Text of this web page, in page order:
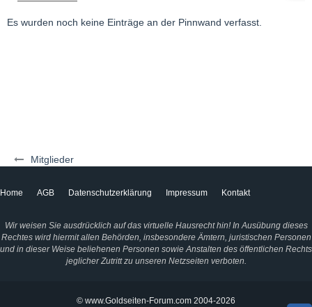
Mitglieder
Es wurden noch keine Einträge an der Pinnwand verfasst.
Home AGB Datenschutzerklärung Impressum Kontakt
Wir weisen Sie ausdrücklich auf das virtuelle Hausrecht hin! In Ausübung dieses
Rechtes wird hiermit allen Behörden, insbesondere Ämtern, juristischen Personen
und in dieser Weise beliehenen Personen sowie Anstalten des öffentlichen Rechts
jeglicher Zutritt zu unseren Netzseiten verboten.
© www.Goldseiten-Forum.com 2004-2026